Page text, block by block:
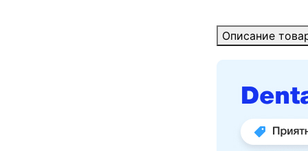
Описание